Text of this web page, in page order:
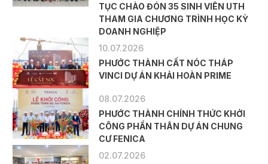
TỤC CHÀO ĐÓN 35 SINH VIÊN UTH
THAM GIA CHƯƠNG TRÌNH HỌC KỲ
DOANH NGHIỆP
10.07.2026
PHƯỚC THÀNH CẤT NÓC THÁP
VINCI DỰ ÁN KHẢI HOÀN PRIME
08.07.2026
PHƯỚC THÀNH CHÍNH THỨC KHỞI
CÔNG PHẦN THÂN DỰ ÁN CHUNG
CƯ FENICA
02.07.2026